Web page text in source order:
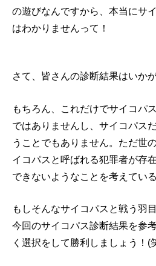
の遊びなんですから、本当にサ
はわかりませんって！
さて、皆さんの診断結果はいか
もちろん、これだけでサイコパ
ではありませんし、サイコパス
うことでもありません。ただ世
イコパスと呼ばれる犯罪者が存
できないようなことを考えてい
もしそんなサイコパスと戦う羽
今回のサイコパス診断結果を参
く選択をして勝利しましょう！(